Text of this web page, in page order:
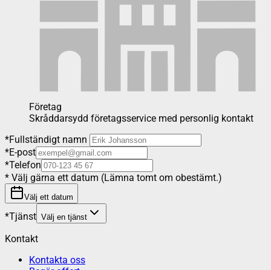
Företag
Skråddarsydd företagsservice med personlig kontakt
*Fullständigt namn
*E-post
*Telefon
* Välj gärna ett datum (Lämna tomt om obestämt.)
Välj ett datum
*Tjänst Välj en tjänst
Kontakt
Kontakta oss